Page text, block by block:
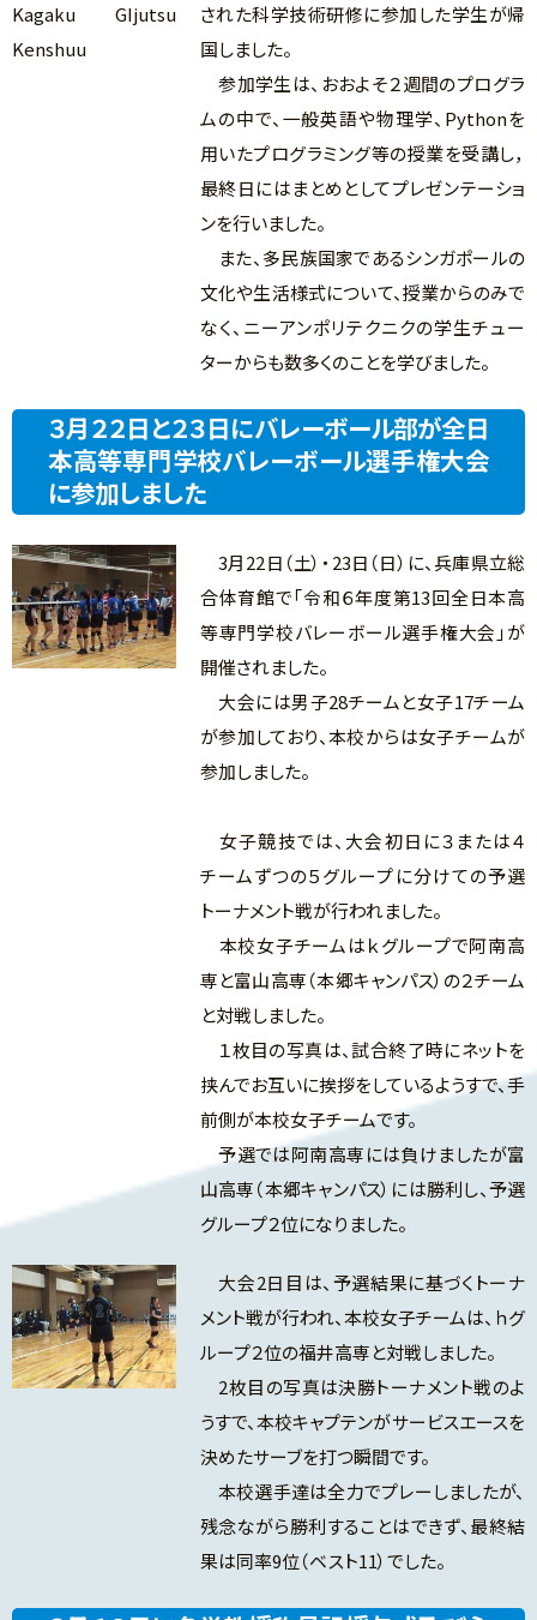
された科学技術研修に参加した学生が帰
国しました。
参加学生は、おおよそ２週間のプログラ
ムの中で、一般英語や物理学、Pythonを
用いたプログラミング等の授業を受講し，
最終日にはまとめとしてプレゼンテーショ
ンを行いました。
また、多民族国家であるシンガポールの
文化や生活様式について、授業からのみで
なく、ニーアンポリテクニクの学生チュー
ターからも数多くのことを学びました。
３月２２日と２３日にバレーボール部が全日
本高等専門学校バレーボール選手権大会
に参加しました
3月22日（土）・23日（日）に、兵庫県立総
合体育館で「令和６年度第13回全日本高
等専門学校バレーボール選手権大会」が
開催されました。
大会には男子28チームと女子17チーム
が参加しており、本校からは女子チームが
参加しました。
女子競技では、大会初日に３または４
チームずつの５グループに分けての予選
トーナメント戦が行われました。
本校女子チームはｋグループで阿南高
専と富山高専（本郷キャンパス）の２チーム
と対戦しました。
１枚目の写真は、試合終了時にネットを
挟んでお互いに挨拶をしているようすで、手
前側が本校女子チームです。
予選では阿南高専には負けましたが富
山高専（本郷キャンパス）には勝利し、予選
グループ２位になりました。
大会2日目は、予選結果に基づくトーナ
メント戦が行われ、本校女子チームは、ｈグ
ループ２位の福井高専と対戦しました。
2枚目の写真は決勝トーナメント戦のよ
うすで、本校キャプテンがサービスエースを
決めたサーブを打つ瞬間です。
本校選手達は全力でプレーしましたが、
残念ながら勝利することはできず、最終結
果は同率9位（ベスト11）でした。